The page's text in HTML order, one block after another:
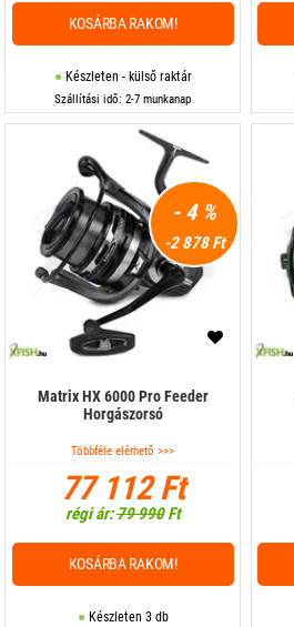
Készleten - külső raktár
Szállítási idő: 2-7 munkanap
KOSÁRBA RAKOM!
- 4 %
-2 878 Ft
Matrix HX 6000 Pro Feeder
Horgászorsó
Többféle elérhető >>>
77 112 Ft
régi ár:79 990Ft
Készleten 3 db
KOSÁRBA RAKOM!